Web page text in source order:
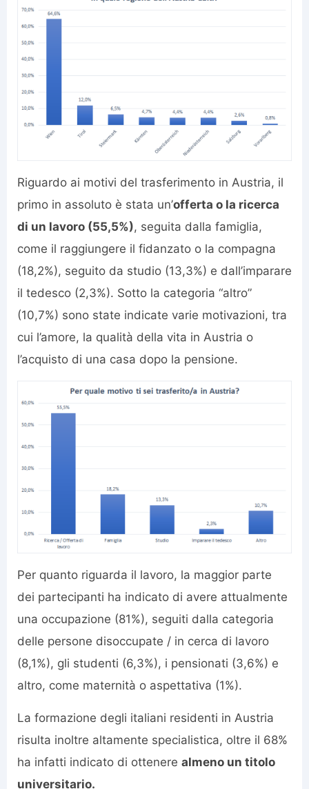
Riguardo ai motivi del trasferimento in Austria, il
primo in assoluto è stata un’offerta o la ricerca
di un lavoro (55,5%), seguita dalla famiglia,
come il raggiungere il fidanzato o la compagna
(18,2%), seguito da studio (13,3%) e dall’imparare
il tedesco (2,3%). Sotto la categoria “altro”
(10,7%) sono state indicate varie motivazioni, tra
cui l’amore, la qualità della vita in Austria o
l’acquisto di una casa dopo la pensione.
Per quanto riguarda il lavoro, la maggior parte
dei partecipanti ha indicato di avere attualmente
una occupazione (81%), seguiti dalla categoria
delle persone disoccupate / in cerca di lavoro
(8,1%), gli studenti (6,3%), i pensionati (3,6%) e
altro, come maternità o aspettativa (1%).
La formazione degli italiani residenti in Austria
risulta inoltre altamente specialistica, oltre il 68%
ha infatti indicato di ottenere almeno un titolo
universitario.